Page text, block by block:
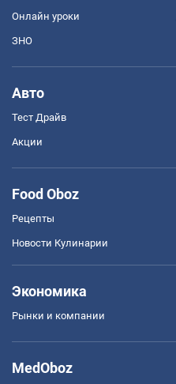
Онлайн уроки
ЗНО
Авто
Тест Драйв
Акции
Food Oboz
Рецепты
Новости Кулинарии
Экономика
Рынки и компании
MedOboz